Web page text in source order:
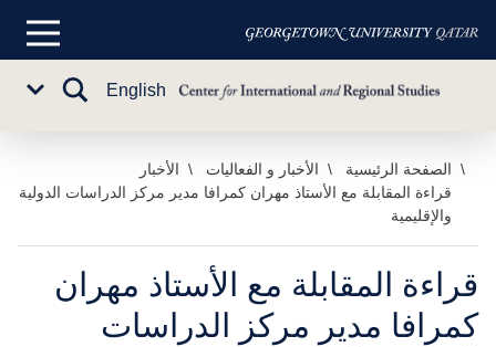
تخطي
المحتوى
الرئيسي
القائمة
English
تبديل
الصفحة الرئيسية الأخبار و الفعاليات
الأخبار
قراءة المقابلة مع الأستاذ مهران كمرافا مدير مركز الدراسات الدولية
والإقليمية
قراءة المقابلة مع الأستاذ مهران
كمرافا مدير مركز الدراسات